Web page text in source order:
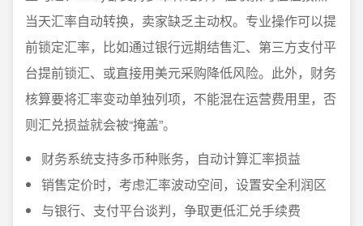
当天汇率自动转换，卖家缺乏主动权。专业操作可以提
前锁定汇率，比如通过银行远期结售汇、第三方支付平
台提前锁汇、或直接用美元采购降低风险。此外，财务
核算要将汇率变动单独列项，不能混在运营费用里，否
则汇兑损益就会被“掩盖”。
财务系统支持多币种账务，自动计算汇率损益
销售定价时，考虑汇率波动空间，设置安全利润区
与银行、支付平台谈判，争取更低汇兑手续费